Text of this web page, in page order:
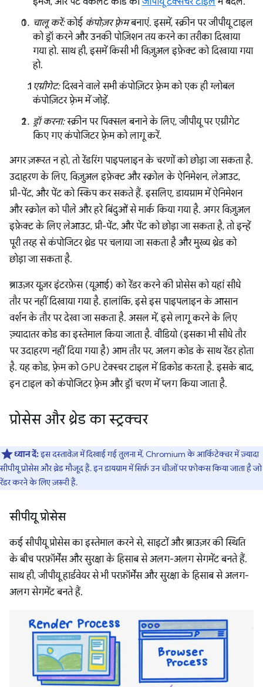
चालू करें:कोई कंपोज़र फ़्रेमबनाएं. इसमें, स्क्रीन पर जीपीयू टाइल
को ड्रॉ करने और उनकी पोज़िशन तय करने का तरीका दिखाया
गया हो. साथ ही, इसमें किसी भी विज़ुअल इफ़ेक्ट को दिखाया गया
हो.
एग्रीगेट:दिखने वाले सभी कंपोज़िटर फ़्रेम को एक ही ग्लोबल
कंपोज़िटर फ़्रेम में जोड़ें.
ड्रॉ करना:स्क्रीन पर पिक्सल बनाने के लिए, जीपीयू पर एग्रीगेट
किए गए कंपोजिटर फ़्रेम को लागू करें.
अगर ज़रूरत न हो, तो रेंडरिंग पाइपलाइन के चरणों को छोड़ा जा सकता है.
उदाहरण के लिए, विज़ुअल इफ़ेक्ट और स्क्रोल के ऐनिमेशन, लेआउट,
प्री-पेंट, और पेंट को स्किप कर सकते हैं. इसलिए, डायग्राम में ऐनिमेशन
और स्क्रोल को पीले और हरे बिंदुओं से मार्क किया गया है. अगर विज़ुअल
इफ़ेक्ट के लिए लेआउट, प्री-पेंट, और पेंट को छोड़ा जा सकता है, तो इन्हें
पूरी तरह से कंपोजिटर थ्रेड पर चलाया जा सकता है और मुख्य थ्रेड को
छोड़ा जा सकता है.
ब्राउज़र यूज़र इंटरफ़ेस (यूआई) को रेंडर करने की प्रोसेस को यहां सीधे
तौर पर नहीं दिखाया गया है. हालांकि, इसे इस पाइपलाइन के आसान
वर्शन के तौर पर देखा जा सकता है. असल में, इसे लागू करने के लिए
ज़्यादातर कोड का इस्तेमाल किया जाता है. वीडियो (इसका भी सीधे तौर
पर उदाहरण नहीं दिया गया है) आम तौर पर, अलग कोड के साथ रेंडर होता
है. यह कोड, फ़्रेम को GPU टेक्स्चर टाइल में डिकोड करता है. इसके बाद,
इन टाइल को कंपोजिटर फ़्रेम और ड्रॉ चरण में प्लग किया जाता है.
प्रोसेस और थ्रेड का स्ट्रक्चर
ध्यान दें:इस दस्तावेज़ में दिखाई गई तुलना में, Chromium के आर्किटेक्चर में ज़्यादा
सीपीयू प्रोसेस और थ्रेड मौजूद हैं. इन डायग्राम में सिर्फ़ उन चीज़ों पर फ़ोकस किया जाता है जो
रेंडर करने के लिए ज़रूरी हैं.
सीपीयू प्रोसेस
कई सीपीयू प्रोसेस का इस्तेमाल करने से, साइटों और ब्राउज़र की स्थिति
के बीच परफ़ॉर्मेंस और सुरक्षा के हिसाब से अलग-अलग सेगमेंट बनते हैं.
साथ ही, जीपीयू हार्डवेयर से भी परफ़ॉर्मेंस और सुरक्षा के हिसाब से अलग-
अलग सेगमेंट बनते हैं.